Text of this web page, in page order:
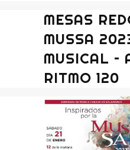
MESAS
MUSSA
MUSICAL –
RITMO 120